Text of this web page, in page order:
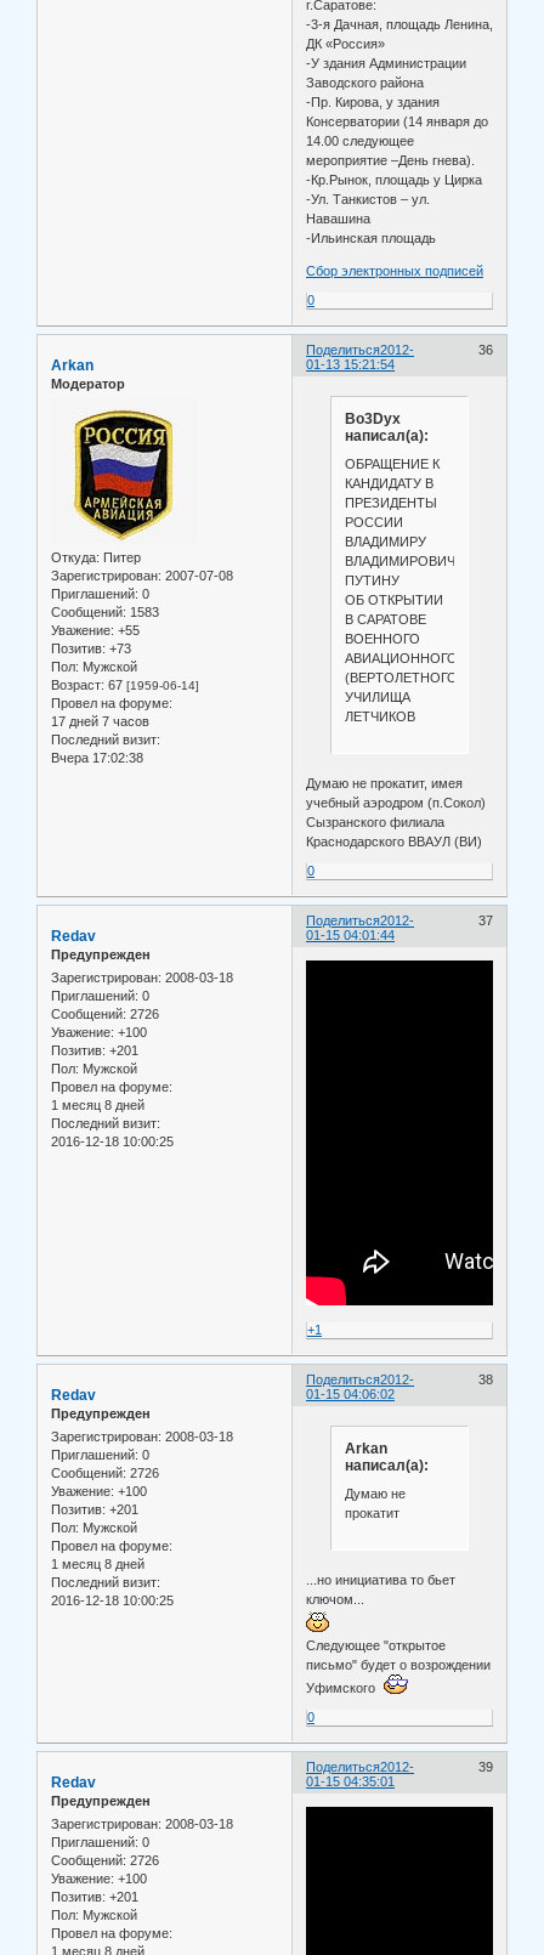
г.Саратове:
-3-я Дачная, площадь Ленина,
ДК «Россия»
-У здания Администрации
Заводского района
-Пр. Кирова, у здания
Консерватории (14 января до
14.00 следующее
мероприятие –День гнева).
-Кр.Рынок, площадь у Цирка
-Ул. Танкистов – ул.
Навашина
-Ильинская площадь
Сбор электронных подписей
0
Поделиться 36
2012-
01-13 15:21:54
Arkan
Модератор
Откуда: Питер
Зарегистрирован: 2007-07-08
Приглашений: 0
Сообщений: 1583
Уважение: +55
Позитив: +73
Пол: Мужской
Возраст: 67 [1959-06-14]
Провел на форуме:
17 дней 7 часов
Последний визит:
Вчера 17:02:38
Bo3Dyx
написал(а):
ОБРАЩЕНИЕ К
КАНДИДАТУ В
ПРЕЗИДЕНТЫ
РОССИИ
ВЛАДИМИРУ
ВЛАДИМИРОВИЧУ
ПУТИНУ
ОБ ОТКРЫТИИ
В САРАТОВЕ
ВОЕННОГО
АВИАЦИОННОГО
(ВЕРТОЛЕТНОГО)
УЧИЛИЩА
ЛЕТЧИКОВ
Думаю не прокатит, имея
учебный аэродром (п.Сокол)
Сызранского филиала
Краснодарского ВВАУЛ (ВИ)
0
Поделиться 37
2012-
01-15 04:01:44
Redav
Предупрежден
Зарегистрирован: 2008-03-18
Приглашений: 0
Сообщений: 2726
Уважение: +100
Позитив: +201
Пол: Мужской
Провел на форуме:
1 месяц 8 дней
Последний визит:
2016-12-18 10:00:25
+1
Поделиться 38
2012-
01-15 04:06:02
Redav
Предупрежден
Зарегистрирован: 2008-03-18
Приглашений: 0
Сообщений: 2726
Уважение: +100
Позитив: +201
Пол: Мужской
Провел на форуме:
1 месяц 8 дней
Последний визит:
2016-12-18 10:00:25
Arkan
написал(а):
Думаю не
прокатит
...но инициатива то бьет
ключом...
Следующее "открытое
письмо" будет о возрождении
Уфимского
0
Поделиться 39
2012-
01-15 04:35:01
Redav
Предупрежден
Зарегистрирован: 2008-03-18
Приглашений: 0
Сообщений: 2726
Уважение: +100
Позитив: +201
Пол: Мужской
Провел на форуме:
1 месяц 8 дней